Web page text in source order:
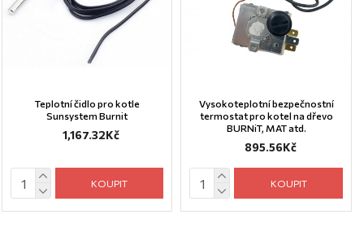
Teplotní čidlo pro kotle
Sunsystem Burnit
1,167.32Kč
KOUPIT
Vysokoteplotní bezpečnostní
termostat pro kotel na dřevo
BURNiT, MAT atd.
895.56Kč
KOUPIT